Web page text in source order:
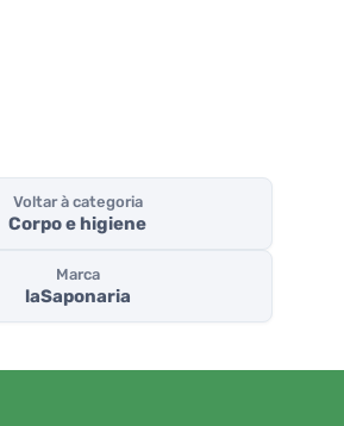
Voltar à categoria
Corpo e higiene
Marca
laSaponaria